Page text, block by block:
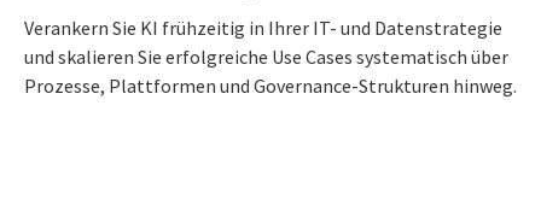
Verankern Sie KI frühzeitig in Ihrer IT- und Datenstrategie
und skalieren Sie erfolgreiche Use Cases systematisch über
Prozesse, Plattformen und Governance-Strukturen hinweg.